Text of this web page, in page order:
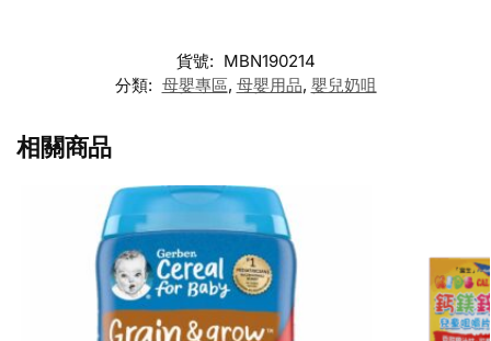
貨號: MBN190214
分類: 母嬰專區, 母嬰用品, 嬰兒奶咀
相關商品